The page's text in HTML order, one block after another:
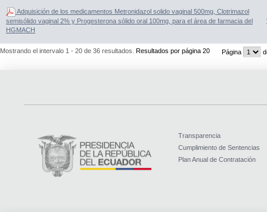
Adquisición de los medicamentos Metronidazol solido vaginal 500mg, Clotrimazol
semisólido vaginal 2% y Progesterona sólido oral 100mg, para el área de farmacia del
HGMACH
Mostrando el intervalo 1 - 20 de 36 resultados. Resultados por página 20 Página
Transparencia
Cumplimiento de Sentencias
Plan Anual de Contratación